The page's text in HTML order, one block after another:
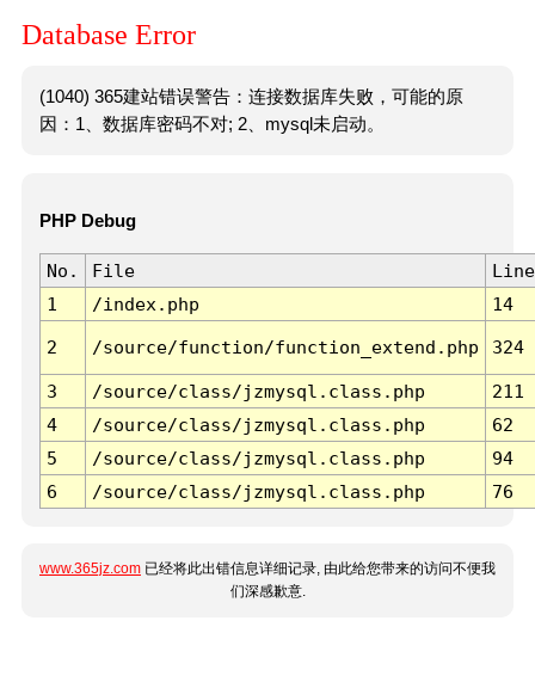
Database Error
(1040) 365建站错误警告：连接数据库失败，可能的原
因：1、数据库密码不对; 2、mysql未启动。
PHP Debug
No. File
Line
1
/index.php 14
2 /source/function/function_extend.php 324
3 /source/class/jzmysql.class.php
211
4
/source/class/jzmysql.class.php
62
5
/source/class/jzmysql.class.php
94
6
/source/class/jzmysql.class.php 76
www.365jz.com 已经将此出错信息详细记录, 由此给您带来的访问不便我
们深感歉意.